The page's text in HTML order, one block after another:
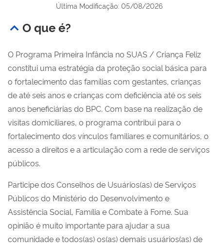
Última Modificação: 05/08/2026
O que é?
O Programa Primeira Infância no SUAS / Criança Feliz
constitui uma estratégia da proteção social básica para
o fortalecimento das famílias com gestantes, crianças
de até seis anos e crianças com deficiência até os seis
anos beneficiárias do BPC. Com base na realização de
visitas domiciliares, o programa contribui para o
fortalecimento dos vínculos familiares e comunitários, o
acesso a direitos e a articulação com a rede de serviços
públicos.
Participe dos Conselhos de Usuários(as) de Serviços
Públicos do Ministério do Desenvolvimento e
Assistência Social, Família e Combate à Fome. Sua
opinião é muito importante para ajudar a sua
comunidade e todos(as) os(as) demais usuários(as) de